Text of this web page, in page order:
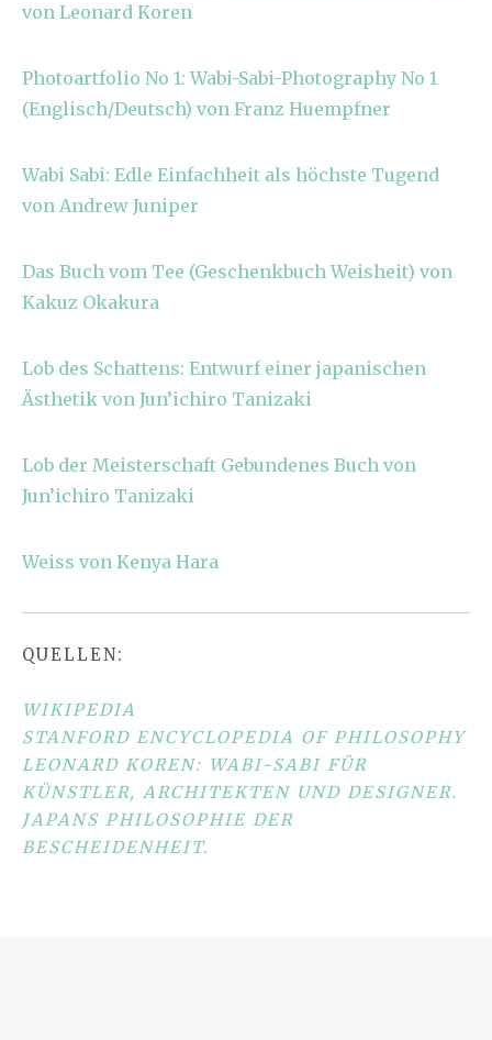
von Leonard Koren
Photoartfolio No 1: Wabi-Sabi-Photography No 1
(Englisch/Deutsch) von Franz Huempfner
Wabi Sabi: Edle Einfachheit als höchste Tugend
von Andrew Juniper
Das Buch vom Tee (Geschenkbuch Weisheit) von
Kakuz Okakura
Lob des Schattens: Entwurf einer japanischen
Ästhetik von Jun’ichiro Tanizaki
Lob der Meisterschaft Gebundenes Buch von
Jun’ichiro Tanizaki
Weiss von Kenya Hara
QUELLEN:
WIKIPEDIA
STANFORD ENCYCLOPEDIA OF PHILOSOPHY
LEONARD KOREN: WABI-SABI FÜR
KÜNSTLER, ARCHITEKTEN UND DESIGNER.
JAPANS PHILOSOPHIE DER
BESCHEIDENHEIT.